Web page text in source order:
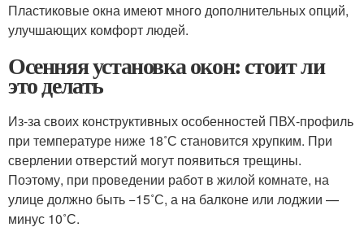
Пластиковые окна имеют много дополнительных опций,
улучшающих комфорт людей.
Осенняя установка окон: стоит ли
это делать
Из-за своих конструктивных особенностей ПВХ-профиль
при температуре ниже 18˚С становится хрупким. При
сверлении отверстий могут появиться трещины.
Поэтому, при проведении работ в жилой комнате, на
улице должно быть −15˚С, а на балконе или лоджии —
минус 10˚С.